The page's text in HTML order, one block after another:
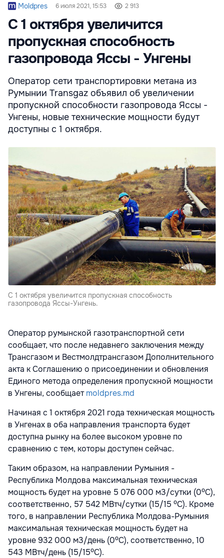
Moldpres 6 июля 2021, 15:53 2 913
С 1 октября увеличится
пропускная способность
газопровода Яссы - Унгены
Оператор сети транспортировки метана из
Румынии Transgaz объявил об увеличении
пропускной способности газопровода Яссы -
Унгены, новые технические мощности будут
доступны с 1 октября.
С 1 октября увеличится пропускная способность
газопровода Яссы-Унгень.
Оператор румынской газотранспортной сети
сообщает, что после недавнего заключения между
Трансгазом и Вестмолдтрансгазом Дополнительного
акта к Соглашению о присоединении и обновления
Единого метода определения пропускной мощности
в Унгены, сообщаетmoldpres.md
Начиная с 1 октября 2021 года техническая мощность
в Унгенах в оба направления транспорта будет
доступна рынку на более высоком уровне по
сравнению с тем, которы доступен сейчас.
Таким образом, на направлении Румыния -
Республика Молдова максимальная техническая
мощность будет на уровне 5 076 000 м3/сутки (0⁰C),
соответственно, 57 542 МВтч/сутки (15/15 ⁰C). Кроме
того, в направлении Республика Молдова-Румыния
максимальная техническая мощность будет на
уровне 932 000 м3/день (0⁰C), соответственно, 10
543 МВтч/день (15/15⁰C).